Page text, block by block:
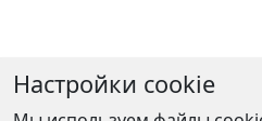
Настройки cookie